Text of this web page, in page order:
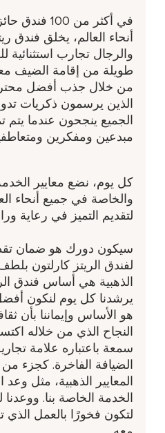
في أكثر من 100
أنحاء العالم، يخلق فندق
والرجال تجارب استثنائية
طويلة من إقامة الضيف معنا،
من خلال جذب أفضل محترفي
الذين يرسمون ذكريات تدوم
الجميع ينجحون عندما يتم
مبدعين ومفكرين ومتعاطفين.
كل يوم، نضع معايير الخدمة
والخاصة في جميع أنحاء
لتقديم التميز في رعاية وراحة
سيكون دورك هو ضمان تقديم
لفندق الريتز كارلتون بلطف
الذهبية هي أساس فندق
يرشدنا كل يوم لنكون أفضل
هو الأساس وإيماننا بأن
النجاح الذي من خلاله اكتسب
سمعة باعتباره علامة تجارية
الضيافة الفاخرة. كجزء من
المعايير الذهبية، مثل وعد
الخدمة الخاصة بنا. ووعدنا لك
لتكون فخورًا بالعمل الذي